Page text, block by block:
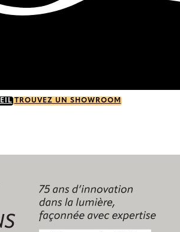
TROUVEZ UN SHOWROOM